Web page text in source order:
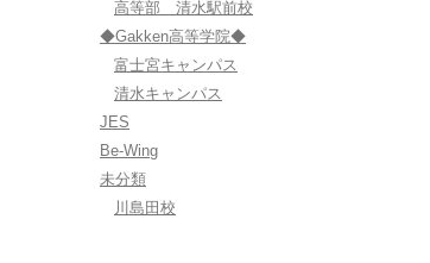
高等部 清水駅前校
◆Gakken高等学院◆
富士宮キャンパス
清水キャンパス
JES
Be-Wing
未分類
川島田校